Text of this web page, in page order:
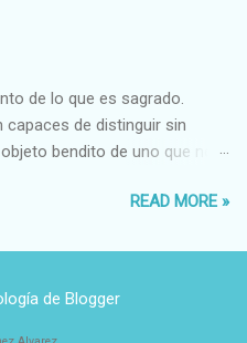
Bueno-malo Bondadoso-
Relajado Leal-Desleal,etc.
Santo-Pr...
de lo que es sagrado.
capaces de distinguir sin
bendito de uno que no
READ MORE »
de Blogger